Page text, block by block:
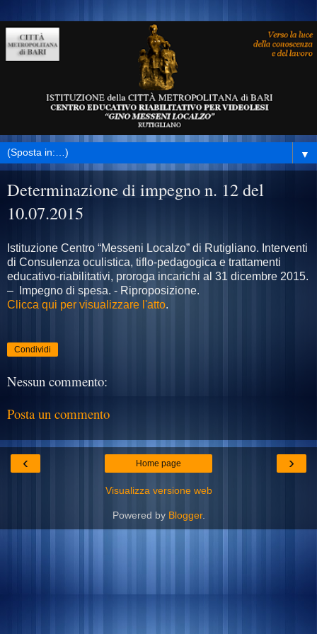
▼
Determinazione di impegno n. 12 del
10.07.2015
Istituzione Centro “Messeni Localzo” di Rutigliano. Interventi
di Consulenza oculistica, tiflo-pedagogica e trattamenti
educativo-riabilitativi, proroga incarichi al 31 dicembre 2015.
– Impegno di spesa. - Riproposizione.
Clicca qui per visualizzare l'atto.
Condividi
Nessun commento:
Posta un commento
‹ ›
Home page
Visualizza versione web
Powered by Blogger.